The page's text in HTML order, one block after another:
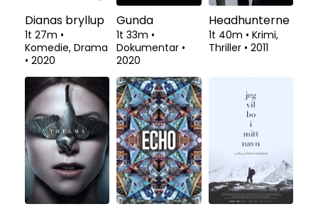
Dianas bryllup
1t 27m •
Komedie, Drama
• 2020
Gunda
1t 33m •
Dokumentar •
2020
Headhunterne
1t 40m • Krimi,
Thriller • 2011